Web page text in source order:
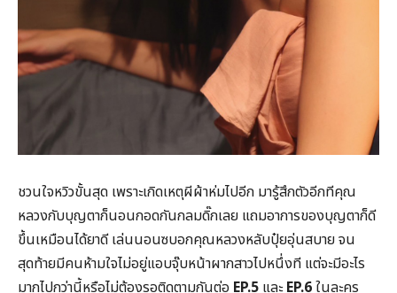
ชวนใจหวิวขั้นสุด เพราะเกิดเหตุผีผ้าห่มไปอีก มารู้สึกตัวอีกทีคุณ
หลวงกับบุญตาก็นอนกอดกันกลมดิ๊กเลย แถมอาการของบุญตาก็ดี
ขึ้นเหมือนได้ยาดี เล่นนอนซบอกคุณหลวงหลับปุ๋ยอุ่นสบาย จน
สุดท้ายมีคนห้ามใจไม่อยู่แอบจุ๊บหน้าผากสาวไปหนึ่งที แต่จะมีอะไร
มากไปกว่านี้หรือไม่ต้องรอติดตามกันต่อ EP.5 และEP.6ในละคร